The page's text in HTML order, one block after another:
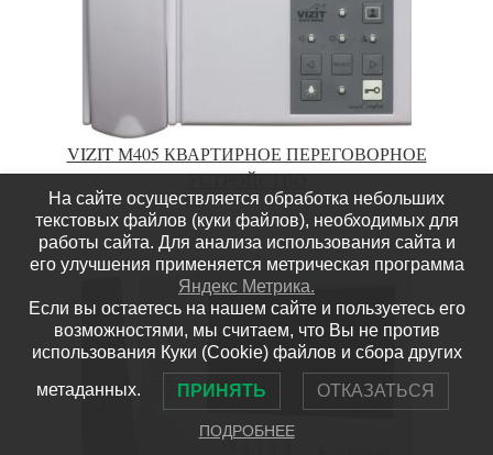
VIZIT М405 КВАРТИРНОЕ ПЕРЕГОВОРНОЕ
УСТРОЙСТВО
На сайте осуществляется обработка небольших
текстовых файлов (куки файлов), необходимых для
работы сайта. Для анализа использования сайта и
его улучшения применяется метрическая программа
Яндекс Метрика.
Если вы остаетесь на нашем сайте и пользуетесь его
возможностями, мы считаем, что Вы не против
использования Куки (Cookie) файлов и сбора других
метаданных. ПРИНЯТЬ ОТКАЗАТЬСЯ
ПОДРОБНЕЕ